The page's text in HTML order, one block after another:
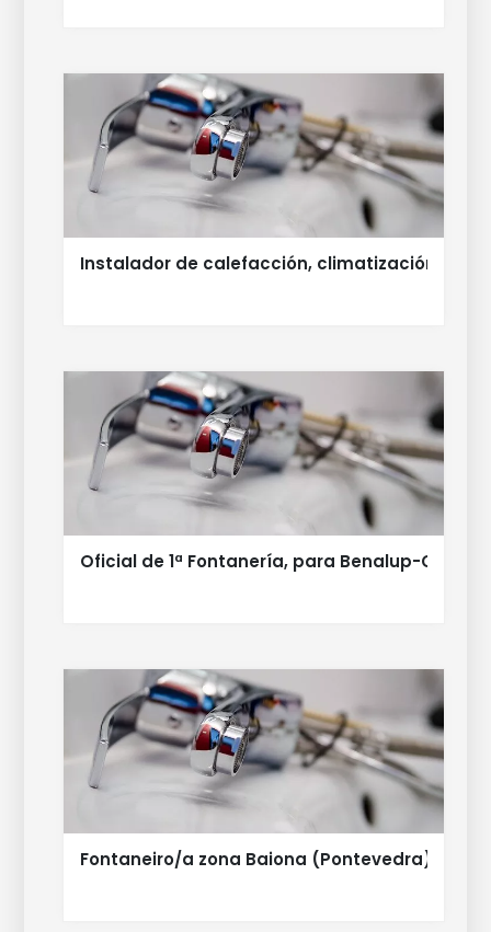
Instalador de calefacción, climatización,
Oficial de 1ª Fontanería, para Benalup-Casas
Fontaneiro/a zona Baiona (Pontevedra)